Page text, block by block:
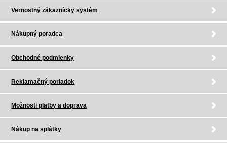
Vernostný zákaznícky systém
Nákupný poradca
Obchodné podmienky
Reklamačný poriadok
Možnosti platby a doprava
Nákup na splátky